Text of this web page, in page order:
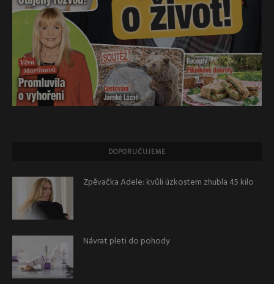
DOPORUČUJEME
Zpěvačka Adele: kvůli úzkostem zhubla 45 kilo
Návrat pleti do pohody